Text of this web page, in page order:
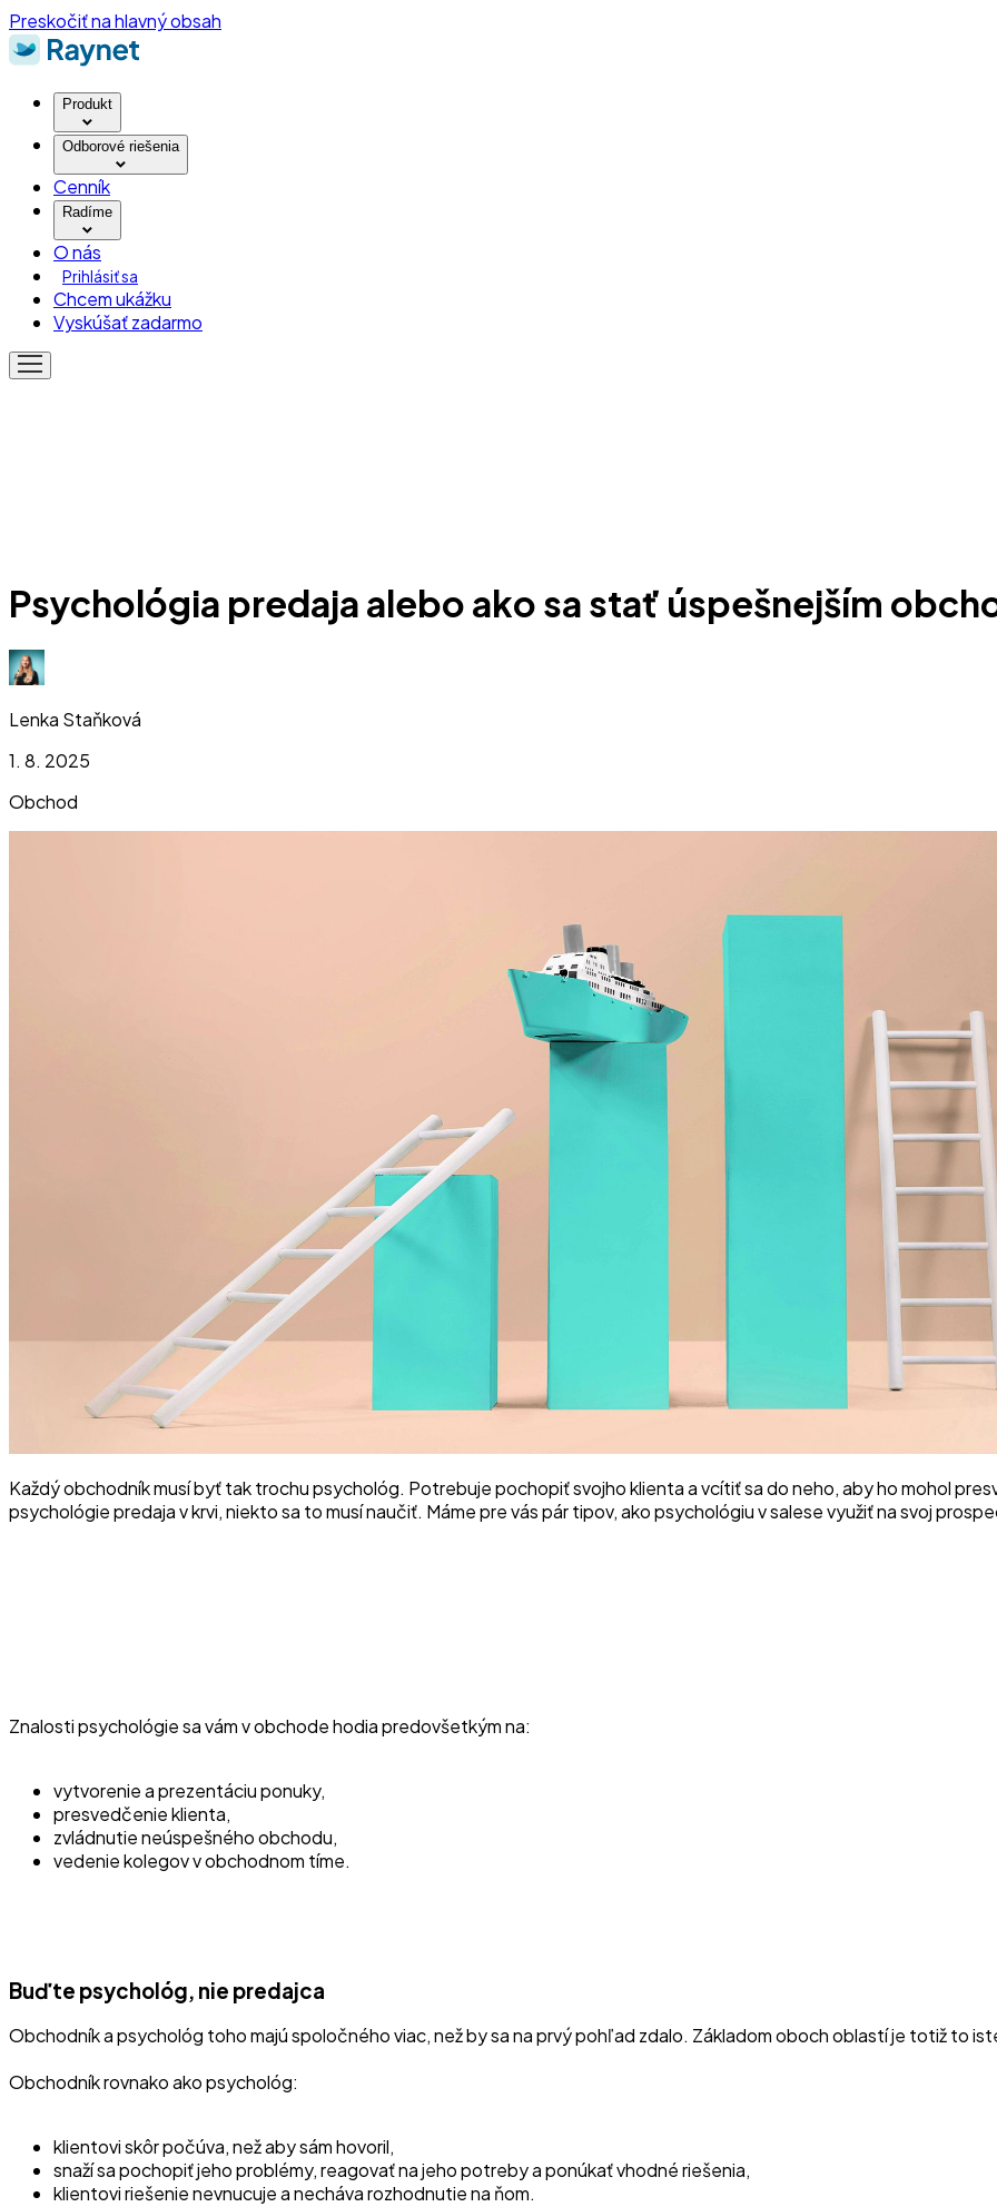
Preskočiť na hlavný obsah
Produkt
Odborové riešenia
Cenník
Radíme
O nás
Prihlásiť sa
Chcem ukážku
Vyskúšať zadarmo
Psychológia predaja alebo ako sa stať úspešnejším
Lenka Staňková
1. 8. 2025
Obchod
Každý obchodník musí byť tak trochu psychológ. Potrebuje pochopiť svojho klienta a vcítiť sa do neho, aby ho mohol
psychológie predaja v krvi, niekto sa to musí naučiť. Máme pre vás pár tipov, ako psychológiu v salese využiť na svoj
Znalosti psychológie sa vám v obchode hodia predovšetkým na:
vytvorenie a prezentáciu ponuky,
presvedčenie klienta,
zvládnutie neúspešného obchodu,
vedenie kolegov v obchodnom tíme.
Buďte psychológ, nie predajca
Obchodník a psychológ toho majú spoločného viac, než by sa na prvý pohľad zdalo. Základom oboch oblastí je totiž to
Obchodník rovnako ako psychológ:
klientovi skôr počúva, než aby sám hovoril,
snaží sa pochopiť jeho problémy, reagovať na jeho potreby a ponúkať vhodné riešenia,
klientovi riešenie nevnucuje a necháva rozhodnutie na ňom.